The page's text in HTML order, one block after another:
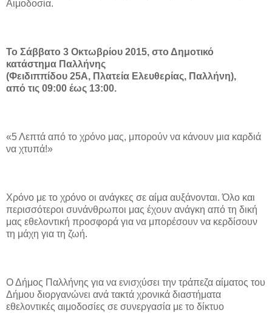
Αιμοδοσία.
Το Σάββατο 3 Οκτωβρίου 2015, στο Δημοτικό
κατάστημα Παλλήνης
(Φειδιππίδου 25Α, Πλατεία Ελευθερίας, Παλλήνη),
από τις 09:00 έως 13:00.
«5 Λεπτά από το χρόνο μας, μπορούν να κάνουν μια καρδιά
να χτυπά!»
Χρόνο με το χρόνο οι ανάγκες σε αίμα αυξάνονται. Όλο και
περισσότεροι συνάνθρωποι μας έχουν ανάγκη από τη δική
μας εθελοντική προσφορά για να μπορέσουν να κερδίσουν
τη μάχη για τη ζωή.
Ο Δήμος Παλλήνης για να ενισχύσει την τράπεζα αίματος του
Δήμου διοργανώνει ανά τακτά χρονικά διαστήματα
εθελοντικές αιμοδοσίες σε συνεργασία με το δίκτυο